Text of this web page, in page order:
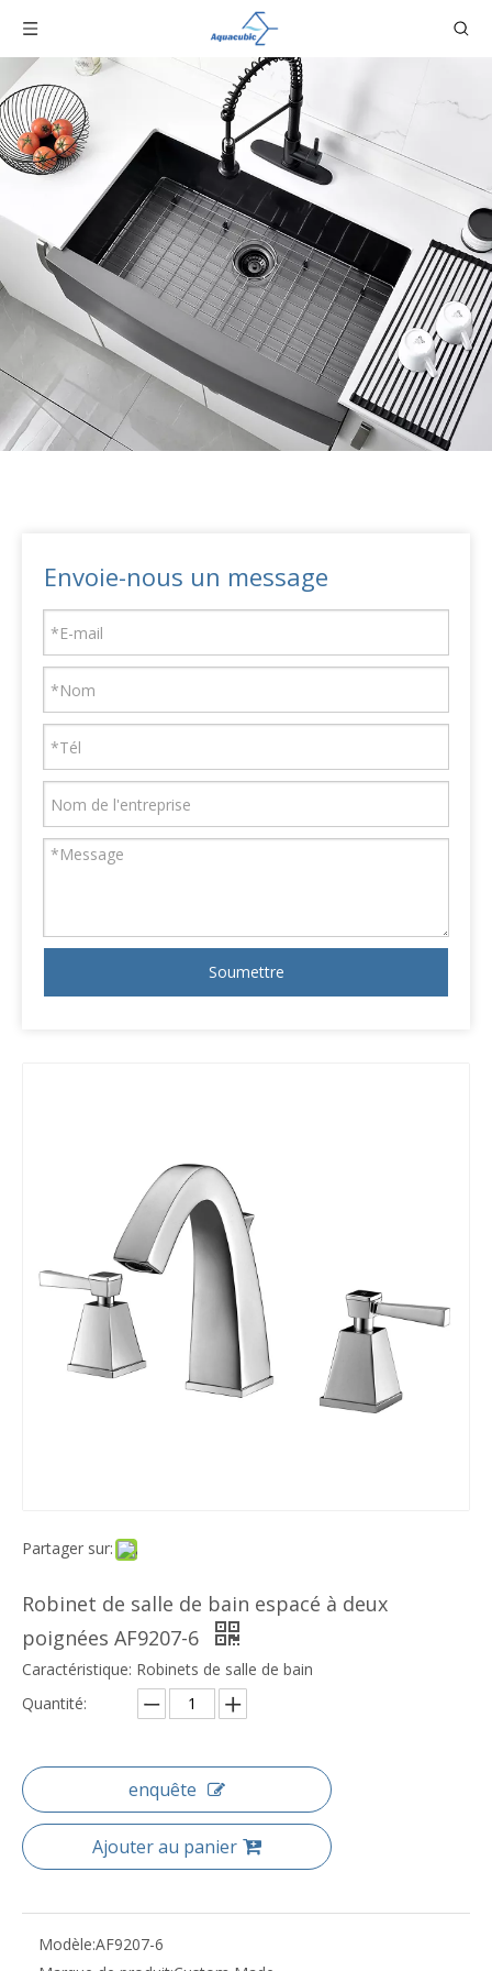
Envoie-nous un message
Soumettre
Partager sur:
Robinet de salle de bain espacé à deux
poignées AF9207-6
Caractéristique: Robinets de salle de bain
Quantité:
enquête
Ajouter au panier
Modèle:AF9207-6